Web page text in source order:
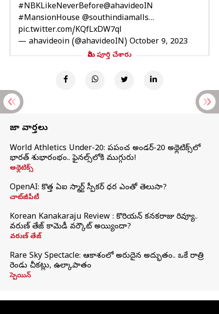
#NBKLikeNeverBefore@ahavideoIN
#MansionHouse @southindiamalls…
pic.twitter.com/KQfLxDW7ql
— ahavideoin (@ahavideoIN) October 9, 2023
మీరు పూర్తి చేశారు
తాజా వార్తలు
World Athletics Under-20: ప్రపంచ అండర్-20 అథ్లెటిక్స్‌లో
భారత్‌ శుభారంభం.. ఫైనల్స్‌లోకి ముగ్గురు!
అథ్లెటిక్స్
OpenAI: కొత్త ఏఐ స్మార్ట్ స్పీకర్ ధర ఎంతో తెలుసా?
చాట్‌జీపీటీ
Korean Kanakaraju Review : కొరియన్ కనకరాజు రివ్యూ..
వరుణ్ తేజ్ కామెడీ వర్కౌట్ అయ్యిందా?
వరుణ్ తేజ్
Rare Sky Spectacle: ఆకాశంలో అరుదైన అద్భుతం.. ఒకే రాత్రి
రెండు చీకట్లు, ఉల్కాపాతం
స్పెయిన్